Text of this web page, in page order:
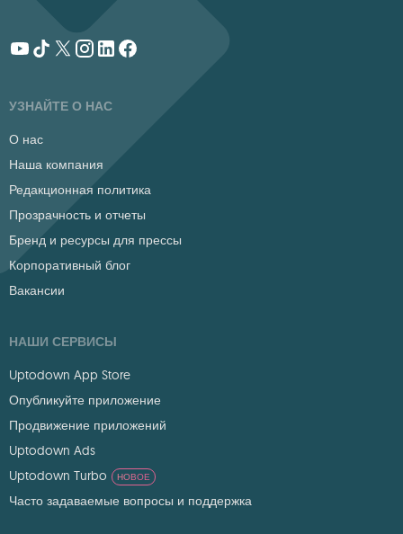
УЗНАЙТЕ О НАС
О нас
Наша компания
Редакционная политика
Прозрачность и отчеты
Бренд и ресурсы для прессы
Корпоративный блог
Вакансии
НАШИ СЕРВИСЫ
Uptodown App Store
Опубликуйте приложение
Продвижение приложений
Uptodown Ads
Uptodown Turbo
НОВОЕ
Часто задаваемые вопросы и поддержка